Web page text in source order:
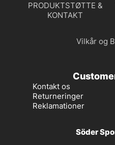
PRODUKTSTØTTE &
KONTAKT
Vilkår og
Kontakt os
Returneringer
Reklamationer
Söder